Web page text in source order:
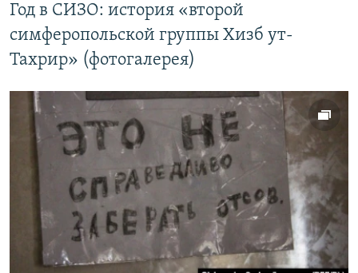
Год в СИЗО: история «второй
симферопольской группы Хизб ут-
Тахрир» (фотогалерея)